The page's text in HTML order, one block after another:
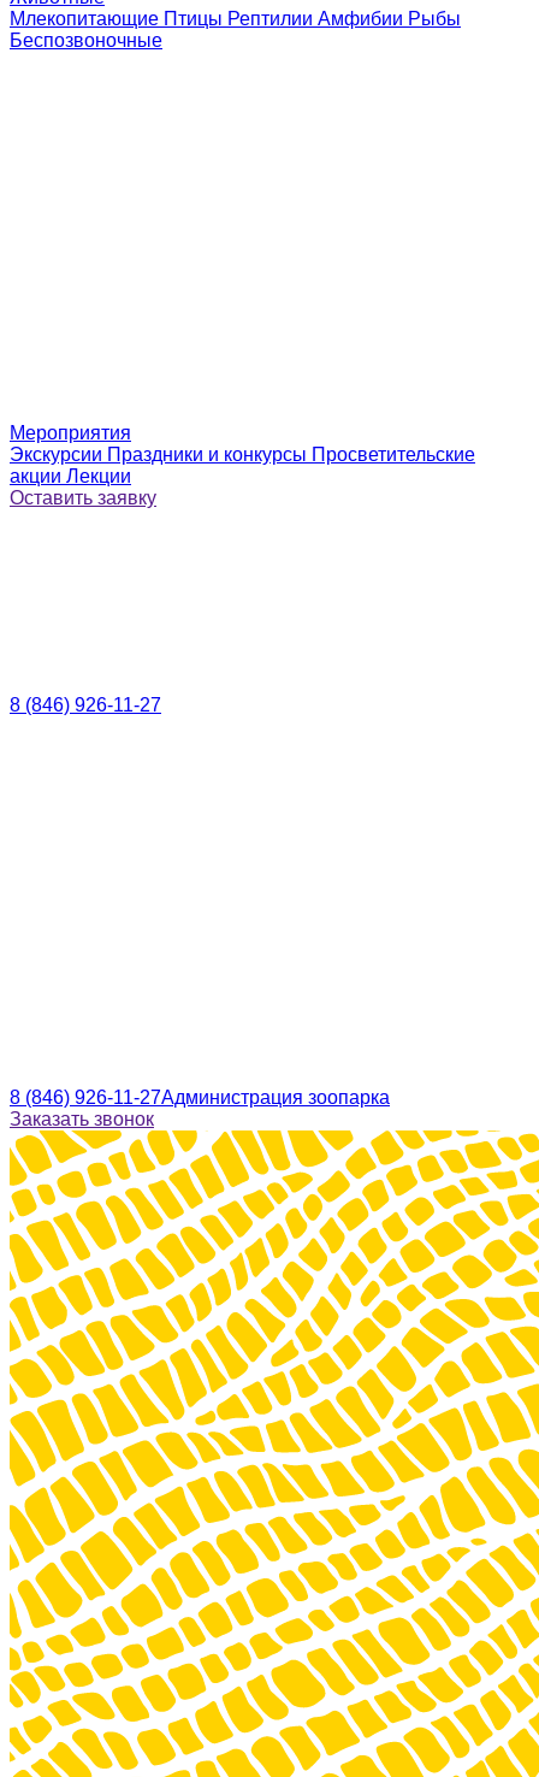
Млекопитающие Птицы Рептилии Амфибии Рыбы
Беспозвоночные
Мероприятия
Экскурсии Праздники и конкурсы Просветительские
акции Лекции
Оставить заявку
8 (846) 926-11-27
8 (846) 926-11-27Администрация зоопарка
Заказать звонок